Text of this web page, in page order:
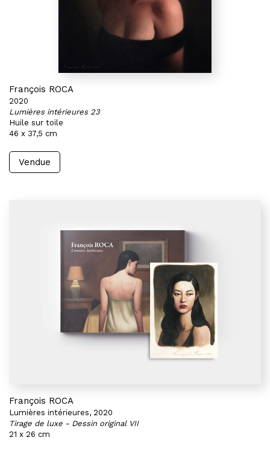
François ROCA
2020
Lumières intérieures 23
Huile sur toile
46 x 37,5 cm
Vendue
François ROCA
Lumières intérieures, 2020
Tirage de luxe - Dessin original VII
21 x 26 cm